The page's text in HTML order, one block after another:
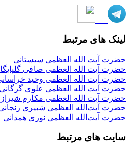
لینک های مرتبط
حضرت آیت الله العظمی سیستانی
حضرت آیت الله العظمی صافی
حضرت آیت الله العظمی وحید
حضرت آیت الله العظمی علوی گرگانی
حضرت آیت الله العظمی مکارم
حضرت آیت‌الله العظمی شبیری
حضرت آیت‌الله العظمی نوری همدانی
سایت های مرتبط